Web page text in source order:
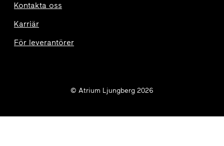
Kontakta oss
Karriär
För leverantörer
© Atrium Ljungberg 2026